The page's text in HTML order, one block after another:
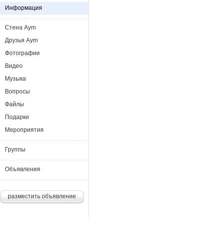
Информация
Стена Aym
Друзья Aym
Фотографии
Видео
Музыка
Вопросы
Файлы
Подарки
Мероприятия
Группы
Объявления
разместить объявление